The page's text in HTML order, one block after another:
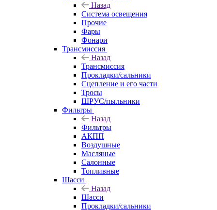
Назад
Система освещения
Прочие
Фары
Фонари
Трансмиссия
Назад
Трансмиссия
Прокладки/сальники
Сцепление и его части
Тросы
ШРУС/пыльники
Фильтры
Назад
Фильтры
АКПП
Воздушные
Масляные
Салонные
Топливные
Шасси
Назад
Шасси
Прокладки/сальники